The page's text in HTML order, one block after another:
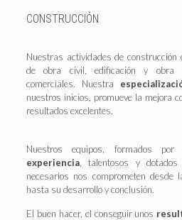
CONSTRUCCIÓN
Nuestras actividades de construcción
de obra civil, edificación y obra
comerciales. Nuestra
nuestros inicios, promueve la mejora
resultados excelentes.
Nuestros equipos, formados por
experiencia, talentosos y
necesarios nos comprometen desde
hasta su desarrollo y conclusión.
El buen hacer, el conseguir unos